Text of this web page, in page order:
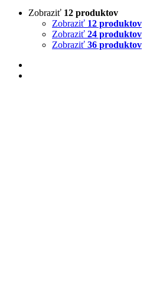
Zobraziť 12 produktov
Zobraziť 12 produktov
Zobraziť 24 produktov
Zobraziť 36 produktov